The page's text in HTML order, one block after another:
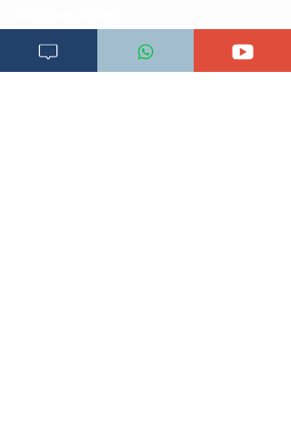
Clinical bot
Dirisha la Mgonjwa